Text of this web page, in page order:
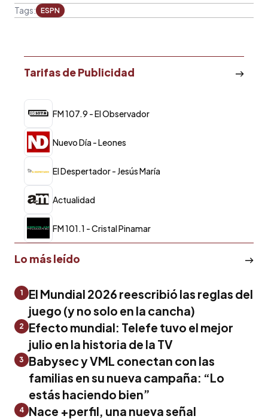
Tags: ESPN
Tarifas de Publicidad
FM 107.9 - El Observador
Nuevo Día - Leones
El Despertador - Jesús María
Actualidad
FM 101.1 - Cristal Pinamar
Lo más leído
1
El Mundial 2026 reescribió las reglas del
juego (y no solo en la cancha)
2
Efecto mundial: Telefe tuvo el mejor
julio en la historia de la TV
3
Babysec y VML conectan con las
familias en su nueva campaña: “Lo
estás haciendo bien”
4 Nace +perfil, una nueva señal